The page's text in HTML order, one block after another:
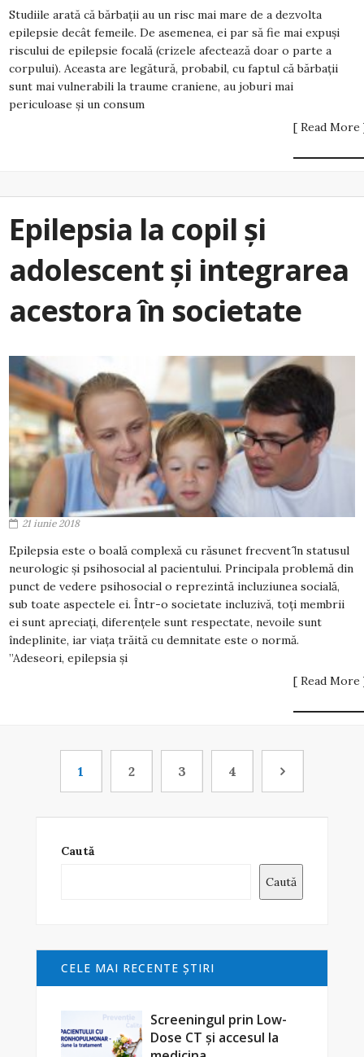
Studiile arată că bărbații au un risc mai mare de a dezvolta
epilepsie decât femeile. De asemenea, ei par să fie mai expuși
riscului de epilepsie focală (crizele afectează doar o parte a
corpului). Aceasta are legătură, probabil, cu faptul că bărbații
sunt mai vulnerabili la traume craniene, au joburi mai
periculoase și un consum
[ Read More
Epilepsia la copil şi
adolescent şi integrarea
acestora în societate
21 iunie 2018
Epilepsia este o boală complexă cu răsunet frecvent ȋn statusul
neurologic şi psihosocial al pacientului. Principala problemă din
punct de vedere psihosocial o reprezintă incluziunea socială,
sub toate aspectele ei. Într-o societate incluzivă, toţi membrii
ei sunt apreciaţi, diferenţele sunt respectate, nevoile sunt
îndeplinite, iar viaţa trăită cu demnitate este o normă.
”Adeseori, epilepsia şi
[ Read More
1 2 3 4
Caută
Caută
CELE MAI RECENTE ŞTIRI
Screeningul prin Low-
Dose CT și accesul la